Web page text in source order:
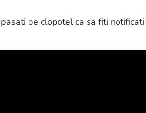
pe clopotel ca sa fiti notificati